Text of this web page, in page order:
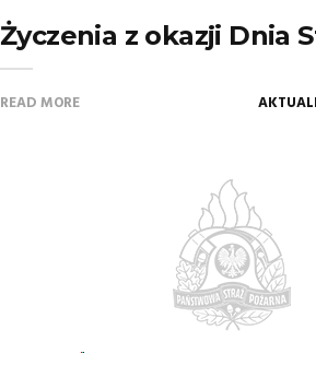
Życzenia z okazji Dnia
READ MORE